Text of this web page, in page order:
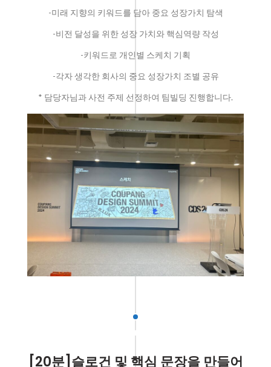
-미래 지향의 키워드를 담아 중요 성장가치 탐색
-비전 달성을 위한 성장 가치와 핵심역량 작성
-키워드로 개인별 스케치 기획
-각자 생각한 회사의 중요 성장가치 조별 공유
* 담당자님과 사전 주제 선정하여 팀빌딩 진행합니다.
[20분]슬로건 및 핵심 문장을 만들어